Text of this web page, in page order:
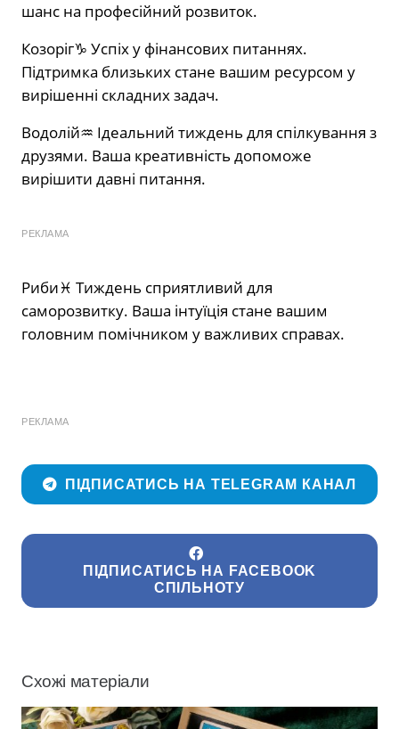
шанс на професійний розвиток.
Козоріг♑️ Успіх у фінансових питаннях.
Підтримка близьких стане вашим ресурсом у
вирішенні складних задач.
Водолій♒️ Ідеальний тиждень для спілкування з
друзями. Ваша креативність допоможе
вирішити давні питання.
РЕКЛАМА
Риби♓️ Тиждень сприятливий для
саморозвитку. Ваша інтуїція стане вашим
головним помічником у важливих справах.
РЕКЛАМА
ПІДПИСАТИСЬ НА TELEGRAM КАНАЛ
ПІДПИСАТИСЬ НА FACEBOOK
СПІЛЬНОТУ
Схожі матеріали